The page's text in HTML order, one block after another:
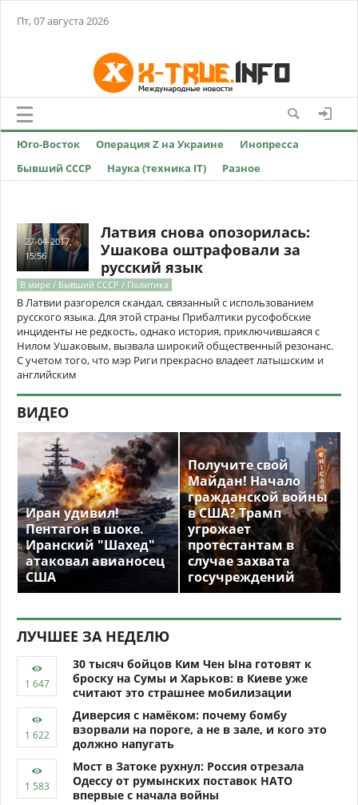
Пт, 07 августа 2026
Юго-Восток Операция Z на Украине
Инопресса
Бывший СССР
Наука (техника IT) Разное
27-04-2017,
15:56
Латвия снова опозорилась:
Ушакова оштрафовали за
русский язык
В мире / Бывший СССР / Политика
В Латвии разгорелся скандал, связанный с использованием
русского языка. Для этой страны Прибалтики русофобские
инциденты не редкость, однако история, приключившаяся с
Нилом Ушаковым, вызвала широкий общественный резонанс.
С учетом того, что мэр Риги прекрасно владеет латышским и
английским
ВИДЕО
Иран удивил!
Пентагон в шоке.
Иранский "Шахед"
атаковал авианосец
США
Получите свой
Майдан! Начало
гражданской войны
в США? Трамп
угрожает
протестантам в
случае захвата
госучреждений
ЛУЧШЕЕ ЗА НЕДЕЛЮ
30 тысяч бойцов Ким Чен Ына готовят к
броску на Сумы и Харьков: в Киеве уже
считают это страшнее мобилизации
Диверсия с намёком: почему бомбу
взорвали на пороге, а не в зале, и кого это
должно напугать
Мост в Затоке рухнул: Россия отрезала
Одессу от румынских поставок НАТО
впервые с начала войны